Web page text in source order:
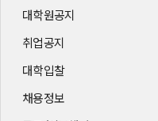
대학원공지
취업공지
대학입찰
채용정보